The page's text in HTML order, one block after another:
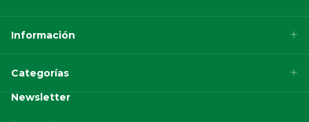
Información
Categorías
Newsletter